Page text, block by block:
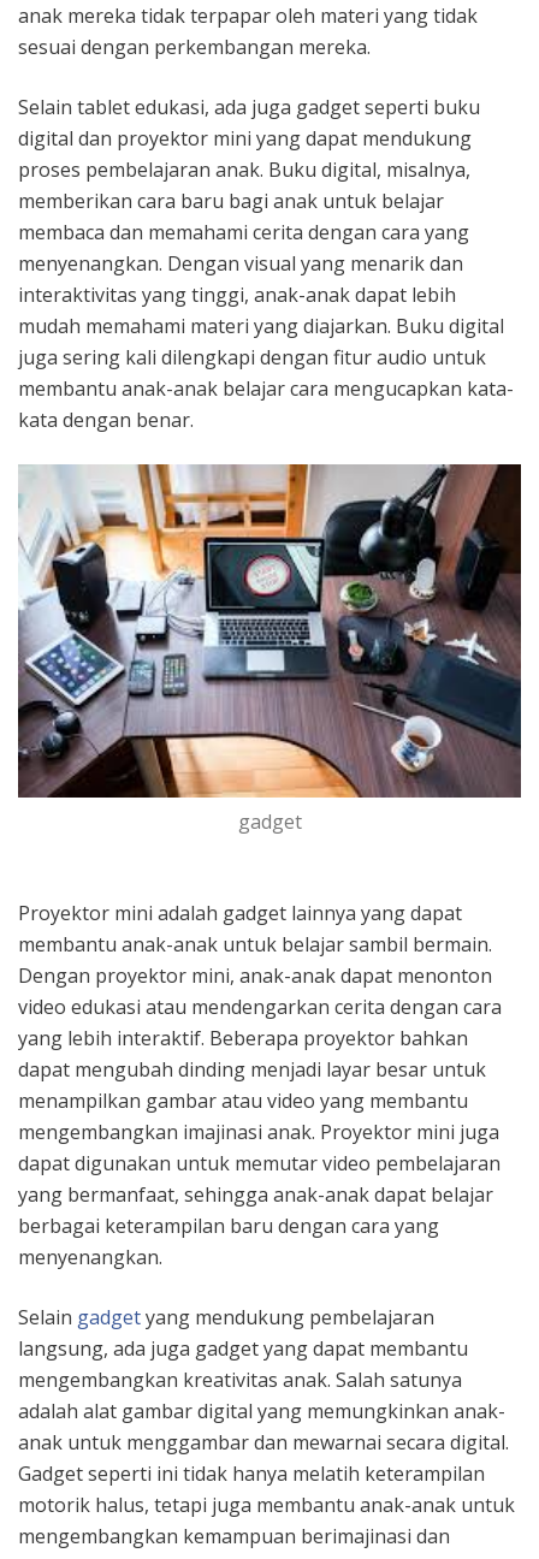
anak mereka tidak terpapar oleh materi yang tidak
sesuai dengan perkembangan mereka.
Selain tablet edukasi, ada juga gadget seperti buku
digital dan proyektor mini yang dapat mendukung
proses pembelajaran anak. Buku digital, misalnya,
memberikan cara baru bagi anak untuk belajar
membaca dan memahami cerita dengan cara yang
menyenangkan. Dengan visual yang menarik dan
interaktivitas yang tinggi, anak-anak dapat lebih
mudah memahami materi yang diajarkan. Buku digital
juga sering kali dilengkapi dengan fitur audio untuk
membantu anak-anak belajar cara mengucapkan kata-
kata dengan benar.
gadget
Proyektor mini adalah gadget lainnya yang dapat
membantu anak-anak untuk belajar sambil bermain.
Dengan proyektor mini, anak-anak dapat menonton
video edukasi atau mendengarkan cerita dengan cara
yang lebih interaktif. Beberapa proyektor bahkan
dapat mengubah dinding menjadi layar besar untuk
menampilkan gambar atau video yang membantu
mengembangkan imajinasi anak. Proyektor mini juga
dapat digunakan untuk memutar video pembelajaran
yang bermanfaat, sehingga anak-anak dapat belajar
berbagai keterampilan baru dengan cara yang
menyenangkan.
Selain gadgetyang mendukung pembelajaran
langsung, ada juga gadget yang dapat membantu
mengembangkan kreativitas anak. Salah satunya
adalah alat gambar digital yang memungkinkan anak-
anak untuk menggambar dan mewarnai secara digital.
Gadget seperti ini tidak hanya melatih keterampilan
motorik halus, tetapi juga membantu anak-anak untuk
mengembangkan kemampuan berimajinasi dan